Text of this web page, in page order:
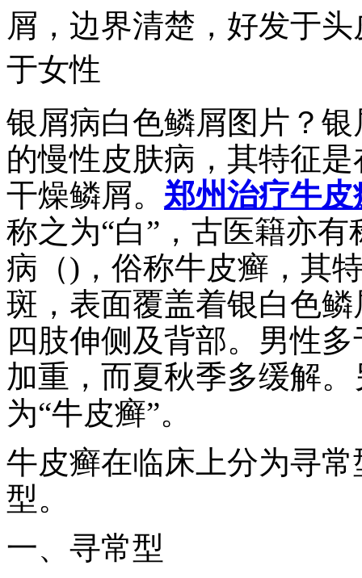
屑，边界清楚，好发于
于女性
银屑病白色鳞屑图片？
的慢性皮肤病，其特征
干燥鳞屑。 郑州治疗牛
称之为“白”，古医籍亦
病（)，俗称牛皮癣，其
斑，表面覆盖着银白色
四肢伸侧及背部。男性
加重，而夏秋季多缓解
为“牛皮癣”。
牛皮癣在临床上分为寻
型。
一、寻常型